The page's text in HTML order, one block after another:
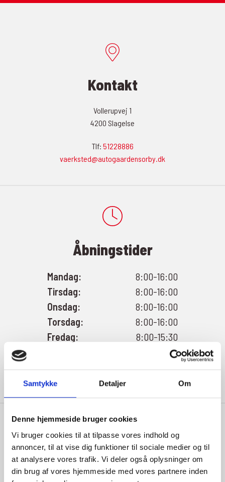
Samtykke Detaljer Om
Denne hjemmeside bruger cookies
Vi bruger cookies til at tilpasse vores indhold og
annoncer, til at vise dig funktioner til sociale medier og til
at analysere vores trafik. Vi deler også oplysninger om
din brug af vores hjemmeside med vores partnere inden
Kontakt
Vollerupvej 1
4200 Slagelse
Tlf: 51228886
vaerksted@autogaardensorby.dk
Åbningstider
Mandag:
8:00-16:00
Tirsdag:
8:00-16:00
Onsdag:
8:00-16:00
Torsdag:
8:00-16:00
Fredag:
8:00-15:30
Aftal med salgsafd.
Søndag:
Aftal med salgsafd.
Indehaver